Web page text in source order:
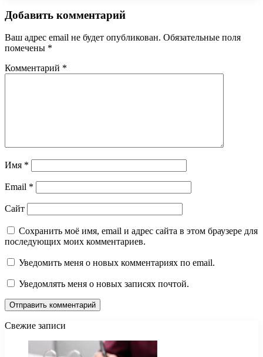
Добавить комментарий
Ваш адрес email не будет опубликован. Обязательные поля
помечены *
Комментарий *
Имя *
Email *
Сайт
Сохранить моё имя, email и адрес сайта в этом браузере для
последующих моих комментариев.
Уведомить меня о новых комментариях по email.
Уведомлять меня о новых записях почтой.
Свежие записи